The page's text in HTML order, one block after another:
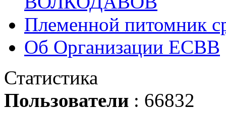
Племенной питомник
Об Организации ЕСВВ
Статистика
Пользователи : 66832